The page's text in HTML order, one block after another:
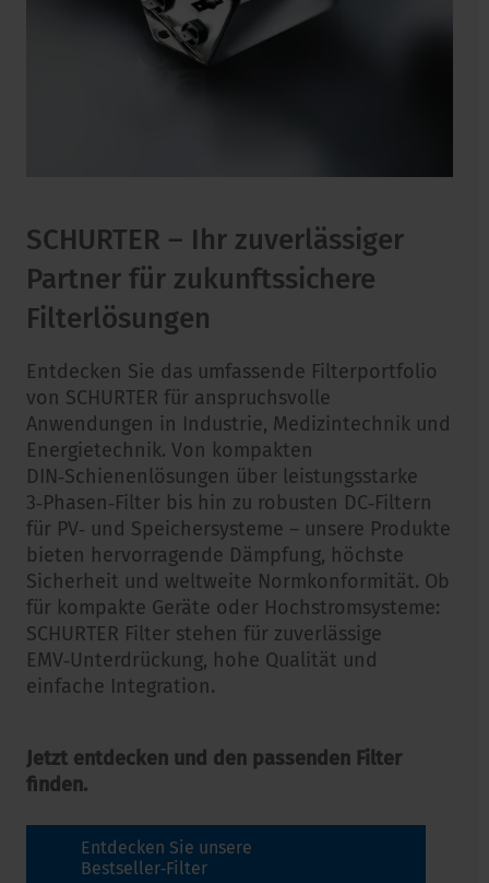
SCHURTER – Ihr zuverlässiger
Partner für zukunftssichere
Filterlösungen
Entdecken Sie das umfassende Filterportfolio
von SCHURTER für anspruchsvolle
Anwendungen in Industrie, Medizintechnik und
Energietechnik. Von kompakten
DIN‑Schienenlösungen über leistungsstarke
3‑Phasen‑Filter bis hin zu robusten DC‑Filtern
für PV‑ und Speichersysteme – unsere Produkte
bieten hervorragende Dämpfung, höchste
Sicherheit und weltweite Normkonformität. Ob
für kompakte Geräte oder Hochstromsysteme:
SCHURTER Filter stehen für zuverlässige
EMV‑Unterdrückung, hohe Qualität und
einfache Integration.
Jetzt entdecken und den passenden Filter
finden.
Entdecken Sie unsere
Bestseller‑Filter